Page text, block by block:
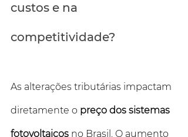
custos e na
competitividade?
As alterações tributárias impactam
diretamente o preço dos sistemas
fotovoltaicos no Brasil. O aumento